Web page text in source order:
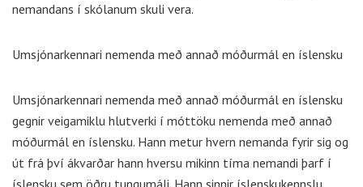
nemandans í skólanum skuli vera.
Umsjónarkennari nemenda með annað móðurmál en íslensku
Umsjónarkennari nemenda með annað móðurmál en íslensku
gegnir veigamiklu hlutverki í móttöku nemenda með annað
móðurmál en íslensku. Hann metur hvern nemanda fyrir sig og
út frá því ákvarðar hann hversu mikinn tíma nemandi þarf í
íslensku sem öðru tungumáli. Hann sinnir íslenskukennslu